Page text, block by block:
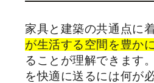
家具と建築の共通点に
が生活する空間を豊か
ることが理解できます
を快適に送るには何が